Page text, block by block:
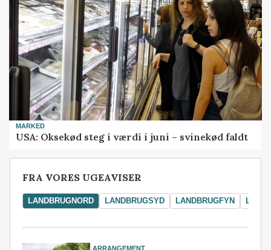
MARKED
USA: Oksekød steg i værdi i juni – svinekød faldt
FRA VORES UGEAVISER
LANDBRUGNORD LANDBRUGSYD LANDBRUGFYN
ARRANGEMENT